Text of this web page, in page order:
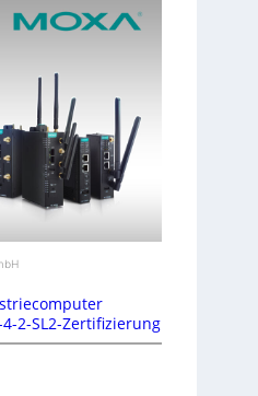
2-SL2-Zertifizierung